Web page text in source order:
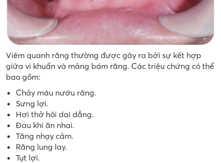
Viêm quanh răng thường được gây ra bởi sự kết hợp
giữa vi khuẩn và mảng bám răng. Các triệu chứng có thể
bao gồm:
Chảy máu nướu răng.
Sưng lợi.
Hơi thở hôi dai dẳng.
Đau khi ăn nhai.
Tăng nhạy cảm.
Răng lung lay.
Tụt lợi.